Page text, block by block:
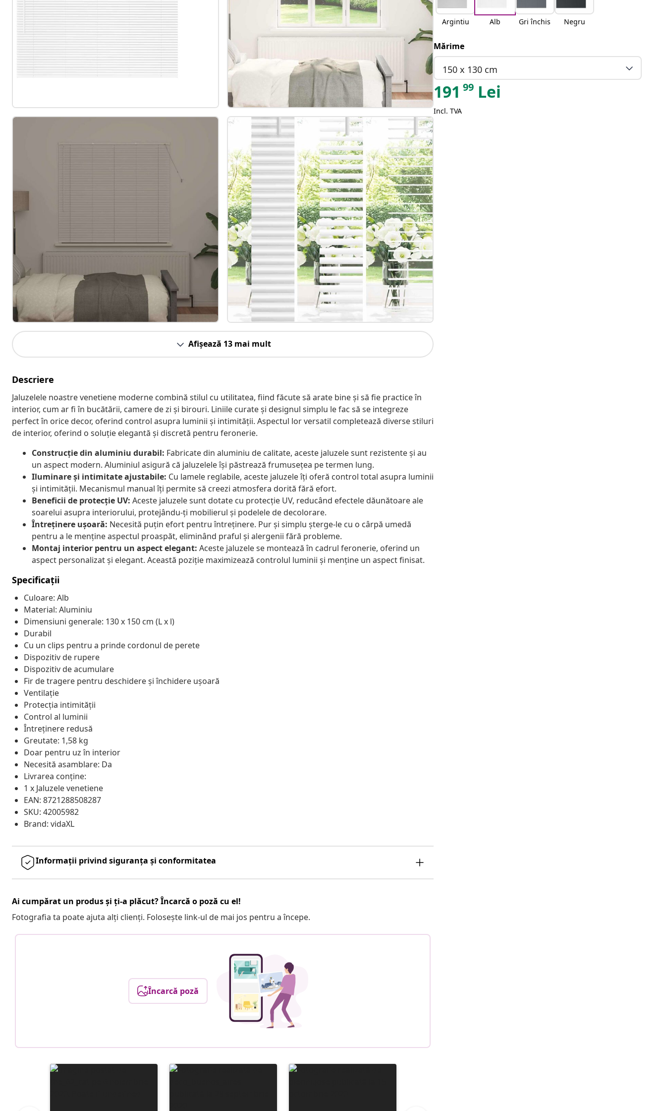
Afișează 13 mai mult
Descriere
Jaluzelele noastre venetiene moderne combină stilul cu utilitatea, fiind făcute să arate bine și să fie practice în
interior, cum ar fi în bucătării, camere de zi și birouri. Liniile curate și designul simplu le fac să se integreze
perfect în orice decor, oferind control asupra luminii și intimității. Aspectul lor versatil completează diverse stiluri
de interior, oferind o soluție elegantă și discretă pentru feronerie.
Construcție din aluminiu durabil: Fabricate din aluminiu de calitate, aceste jaluzele sunt rezistente și au
un aspect modern. Aluminiul asigură că jaluzelele își păstrează frumusețea pe termen lung.
Iluminare și intimitate ajustabile: Cu lamele reglabile, aceste jaluzele îți oferă control total asupra luminii
și intimității. Mecanismul manual îți permite să creezi atmosfera dorită fără efort.
Beneficii de protecție UV: Aceste jaluzele sunt dotate cu protecție UV, reducând efectele dăunătoare ale
soarelui asupra interiorului, protejându-ți mobilierul și podelele de decolorare.
Întreținere ușoară: Necesită puțin efort pentru întreținere. Pur și simplu șterge-le cu o cârpă umedă
pentru a le menține aspectul proaspăt, eliminând praful și alergenii fără probleme.
Montaj interior pentru un aspect elegant: Aceste jaluzele se montează în cadrul feronerie, oferind un
aspect personalizat și elegant. Această poziție maximizează controlul luminii și menține un aspect finisat.
Specificații
Culoare: Alb
Material: Aluminiu
Dimensiuni generale: 130 x 150 cm (L x l)
Durabil
Cu un clips pentru a prinde cordonul de perete
Dispozitiv de rupere
Dispozitiv de acumulare
Fir de tragere pentru deschidere și închidere ușoară
Ventilație
Protecția intimității
Control al luminii
Întreținere redusă
Greutate: 1,58 kg
Doar pentru uz în interior
Necesită asamblare: Da
Livrarea conține:
1 x Jaluzele venetiene
EAN: 8721288508287
SKU: 42005982
Brand: vidaXL
Informații privind siguranța și conformitatea
Ai cumpărat un produs și ți-a plăcut? Încarcă o poză cu el!
Fotografia ta poate ajuta alți clienți. Folosește link-ul de mai jos pentru a începe.
Încarcă poză
Argintiu Alb Gri închis Negru
Mărime
150 x 130 cm
191 99 Lei
Incl. TVA